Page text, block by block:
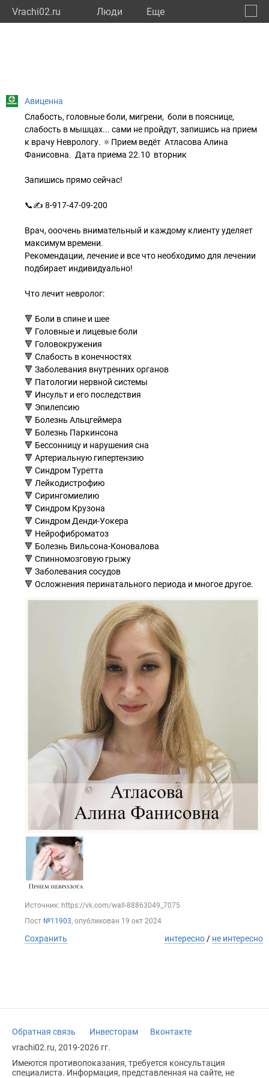
Vrachi02.ru Люди Eще
Авиценна
Слабость, головные боли, мигрени, боли в пояснице,
слабость в мышцах... сами не пройдут, запишись на прием
к врачу Неврологу. 🔅Прием ведёт Атласова Алина
Фанисовна. Дата приема 22.10 вторник
Запишись прямо сейчас!
📞✍ 8-917-47-09-200
Врач, ооочень внимательный и каждому клиенту уделяет
максимум времени.
Рекомендации, лечение и все что необходимо для лечении
подбирает индивидуально!
Что лечит невролог:
🔻 Боли в спине и шее
🔻 Головные и лицевые боли
🔻 Головокружения
🔻 Слабость в конечностях
🔻 Заболевания внутренних органов
🔻 Патологии нервной системы
🔻 Инсульт и его последствия
🔻 Эпилепсию
🔻 Болезнь Альцгеймера
🔻 Болезнь Паркинсона
🔻 Бессонницу и нарушения сна
🔻 Артериальную гипертензию
🔻 Синдром Туретта
🔻 Лейкодистрофию
🔻 Сирингомиелию
🔻 Синдром Крузона
🔻 Синдром Денди-Уокера
🔻 Нейрофиброматоз
🔻 Болезнь Вильсона-Коновалова
🔻 Спинномозговую грыжу
🔻 Заболевания сосудов
🔻 Осложнения перинатального периода и многое другое.
Источник: https://vk.com/wall-88863049_7075
Пост №11903, опубликован 19 окт 2024
Сохранить интересно / не интересно
Обратная связь Инвесторам
Вконтакте
vrachi02.ru, 2019-2026 гг.
Имеются противопоказания, требуется консультация
специалиста. Информация, представленная на сайте, не